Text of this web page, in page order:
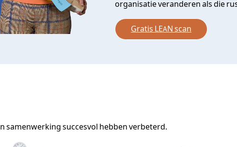
organisatie veranderen als die
Gratis LEAN scan
samenwerking succesvol hebben verbeterd.